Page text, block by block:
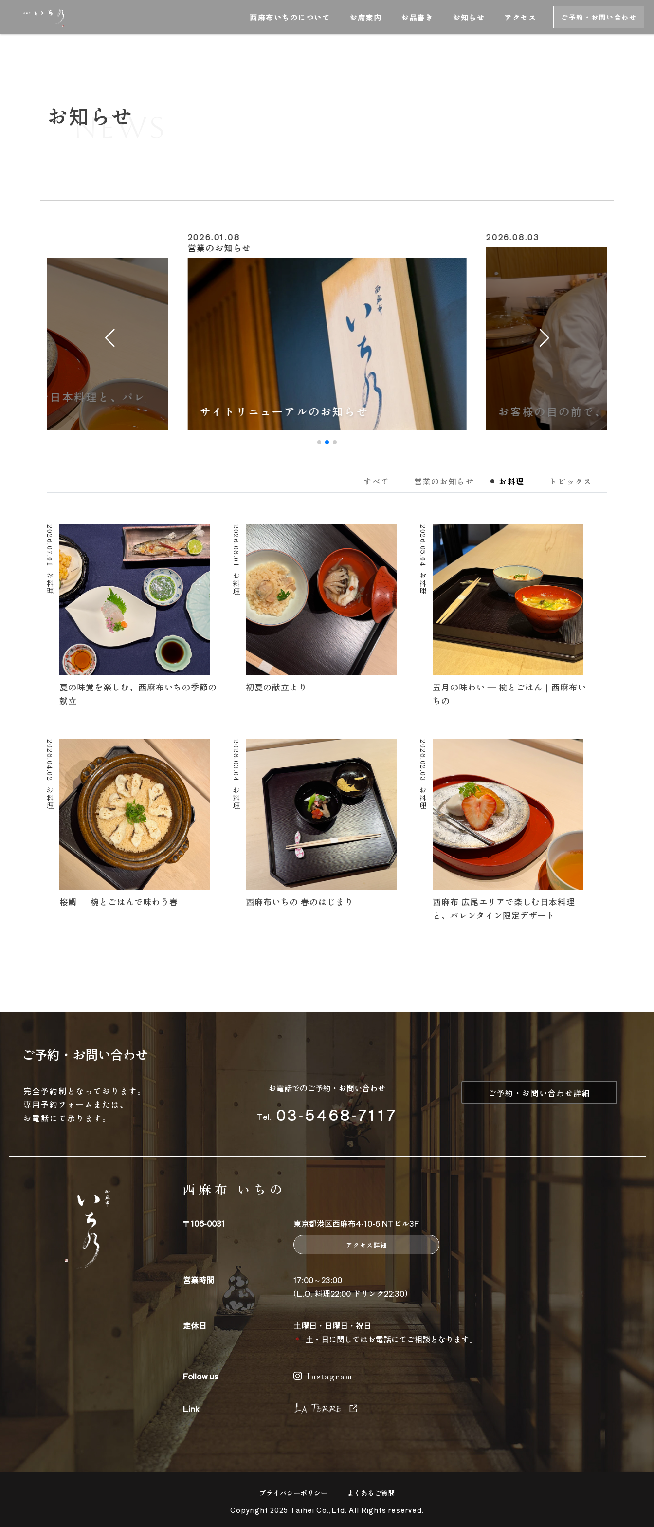
西麻布いちのについて お席案内 お品書き お知らせ アクセス ご予約・お問い合わせ
お知らせ
NEWS
のお知らせ
2026.08.03
お客様の目の前で、一尾ずつ丁寧に。
2026.02.03
お料理
西麻布 広尾エリアで楽し
ンタイン限定デザート
すべて 営業のお知らせ お料理 トピックス
2026.07.01
お料理
夏の味覚を楽しむ、西麻布いちの季節の
献立
2026.06.01
お料理
初夏の献立より
2026.05.04
お料理
五月の味わい ― 椀とごはん｜西麻布い
ちの
2026.04.02
お料理
桜鯛 ― 椀とごはんで味わう春
2026.03.04
お料理
西麻布いちの 春のはじまり
2026.02.03
お料理
西麻布 広尾エリアで楽しむ日本料理
と、バレンタイン限定デザート
ご予約・お問い合わせ
完全予約制となっております。
専用予約フォームまたは、
お電話にて承ります。
お電話でのご予約・お問い合わせ
Tel. 03-5468-7117
ご予約・お問い合わせ詳細
西麻布 いちの
〒106-0031 東京都港区西麻布4-10-6 NTビル3F
アクセス詳細
営業時間
17:00～23:00
(L.O. 料理22:00 ドリンク22:30)
定休日
土曜日・日曜日・祝日
＊
土・日に関してはお電話にてご相談となります。
Follow us Instagram
Link
プライバシーポリシー
よくあるご質問
Copyright 2025 Taihei Co.,Ltd. All Rights reserved.